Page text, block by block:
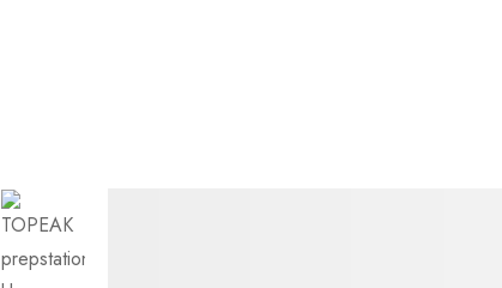
Przejdź
na
koniec